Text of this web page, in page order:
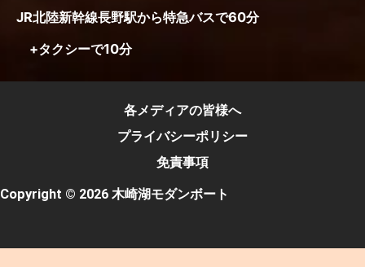
JR北陸新幹線長野駅から特急バスで60分
+タクシーで10分
各メディアの皆様へ
プライバシーポリシー
免責事項
Copyright © 2026 木崎湖モダンボート